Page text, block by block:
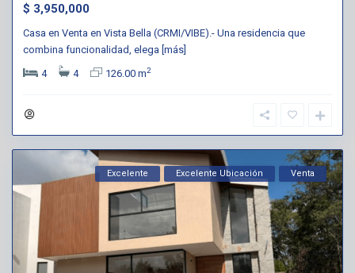
$ 3,950,000
Casa en Venta en Vista Bella (CRMI/VIBE).- Una residencia que
combina funcionalidad, elega [más]
4
4 126.00 m2
Excelente Excelente Ubicación Venta